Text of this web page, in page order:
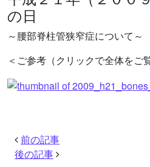
の日
～腰部脊柱管狭窄症について～
＜ご参考（クリックで全体をご
前の記事
後の記事